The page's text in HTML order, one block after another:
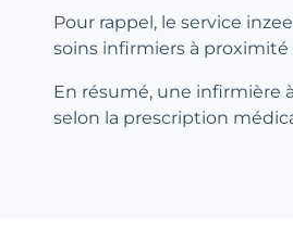
Pour rappel, le service
soins infirmiers à
En résumé, une infirmière
selon la prescription